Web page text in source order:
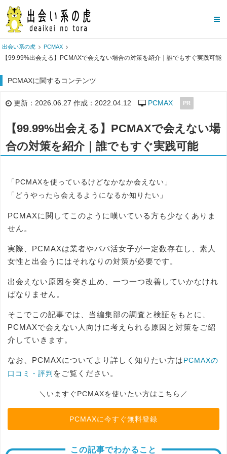
出会い系の虎 PCMAX
【99.99%出会える】PCMAXで会えない場合の対策を紹介｜誰でもすぐ実践可能
PCMAXに関するコンテンツ
更新：2026.06.27 作成：2022.04.12 PCMAX PR
【99.99%出会える】PCMAXで会えない場
合の対策を紹介｜誰でもすぐ実践可能
「PCMAXを使っているけどなかなか会えない」
「どうやったら会えるようになるか知りたい」
PCMAXに関してこのように嘆いている方も少なくありま
せん。
実際、PCMAXは業者やパパ活女子が一定数存在し、素人
女性と出会うにはそれなりの対策が必要です。
出会えない原因を突き止め、一つ一つ改善していかなけれ
ばなりません。
そこでこの記事では、当編集部の調査と検証をもとに、
PCMAXで会えない人向けに考えられる原因と対策をご紹
介していきます。
なお、PCMAXについてより詳しく知りたい方はPCMAXの
口コミ・評判 をご覧ください。
＼いますぐPCMAXを使いたい方はこちら／
PCMAXに今すぐ無料登録
この記事でわかること